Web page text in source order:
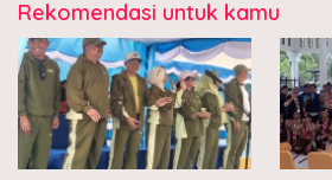
Rekomendasi untuk kamu